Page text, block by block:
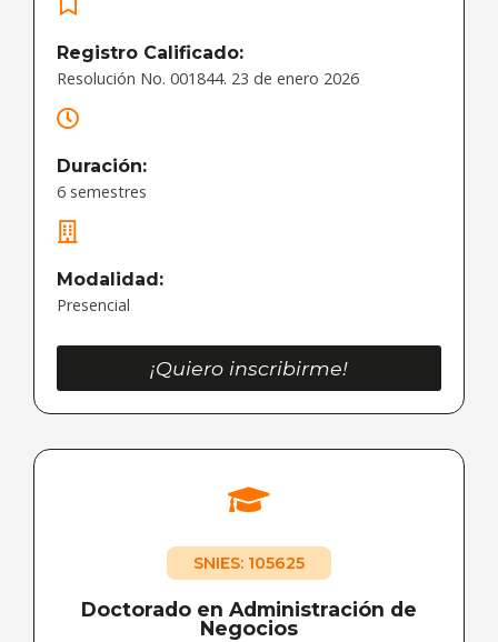
Registro Calificado:
Resolución No. 001844. 23 de enero 2026
Duración:
6 semestres
Modalidad:
Presencial
¡Quiero inscribirme!
SNIES: 105625
Doctorado en Administración de
Negocios